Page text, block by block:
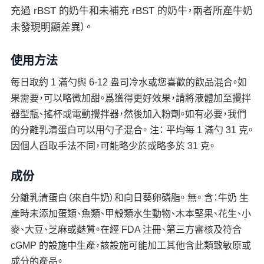
充過 rBST 的奶牛和未補充 rBST 的奶牛，兩者所產牛奶
未發現明顯差異）。
使用方法
每日取約 1 滿勺與 6-12 盎司冷水或您喜歡的飲品混合。如
果需要，可以略微加甜。爲獲得更好效果，請將液體加至攪拌
器型瓶、搖杯或電動攪拌器，然後加入粉劑。如有必要，我們
的分離乳清蛋白可以用勺子混合。 注： 平均每 1 滿勺 31 克。
因個人舀取手法不同，可能略少於或略多於 31 克。
成份
分離乳清蛋白（來自牛奶）和向日葵卵磷脂。 無。 含：牛奶 生
產時未添加蛋類、魚類、甲殼類水生動物、木本堅果、花生、小
麥、大豆、芝麻或麩質。在經 FDA 注冊、第三方審核及符合
cGMP 的設施中生產，該設施可能加工其他含此類致敏原或
成分的產品。